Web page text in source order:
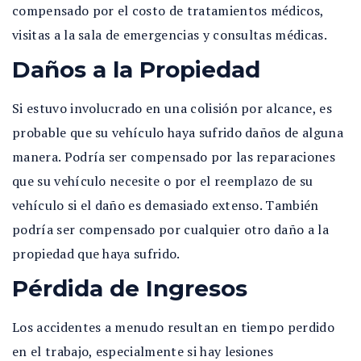
compensado por el costo de tratamientos médicos,
visitas a la sala de emergencias y consultas médicas.
Daños a la Propiedad
Si estuvo involucrado en una colisión por alcance, es
probable que su vehículo haya sufrido daños de alguna
manera. Podría ser compensado por las reparaciones
que su vehículo necesite o por el reemplazo de su
vehículo si el daño es demasiado extenso. También
podría ser compensado por cualquier otro daño a la
propiedad que haya sufrido.
Pérdida de Ingresos
Los accidentes a menudo resultan en tiempo perdido
en el trabajo, especialmente si hay lesiones